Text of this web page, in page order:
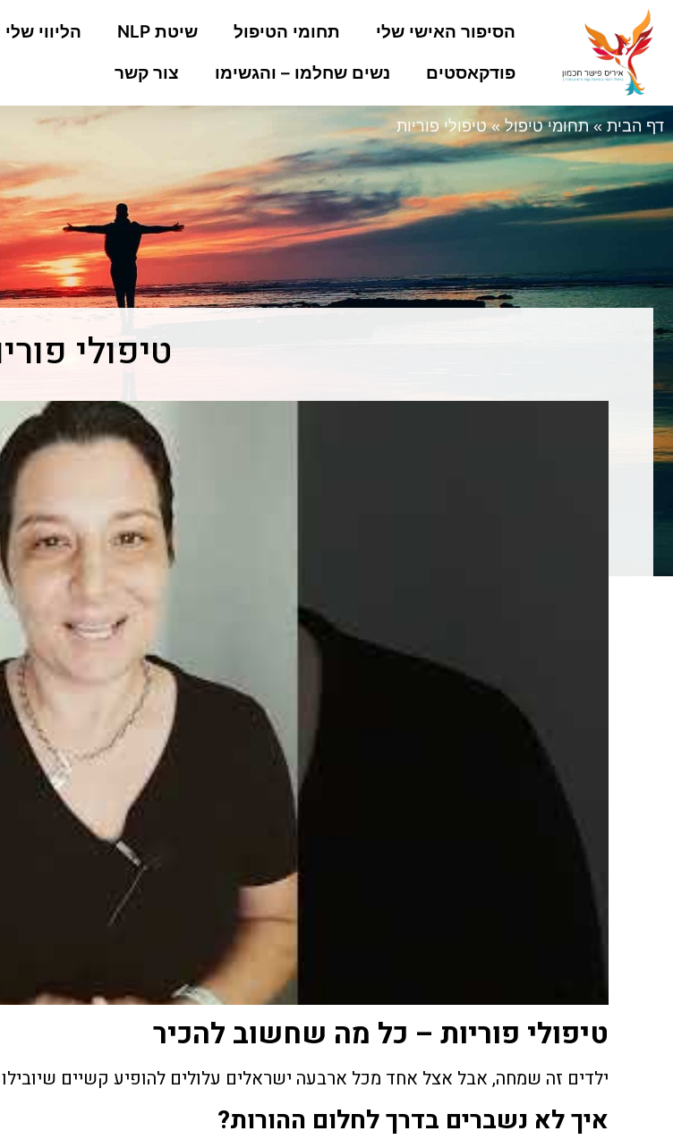
הסיפור האישי שלי תחומי הטיפול שיטת NLP הליווי שלי
פודקאסטים
נשים שחלמו – והגשימו צור קשר
דף הבית»תחומי טיפול»טיפולי פוריות
טיפולי
טיפולי פוריות – כל מה שחשוב להכיר
ילדים זה שמחה, אבל אצל אחד מכל ארבעה ישראלים עלולים להופיע קשיים שיובילו
​איך לא נשברים בדרך לחלום ההורות?